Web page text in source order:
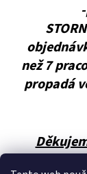
než 7
propadá